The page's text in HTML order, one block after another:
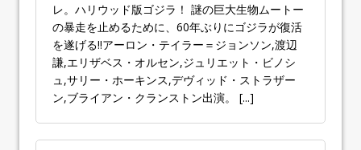
レ。ハリウッド版ゴジラ！ 謎の巨大生物ムートー
の暴走を止めるために、60年ぶりにゴジラが復活
を遂げる!!アーロン・テイラー＝ジョンソン,渡辺
謙,エリザベス・オルセン,ジュリエット・ビノシ
ュ,サリー・ホーキンス,デヴィッド・ストラザー
ン,ブライアン・クランストン出演。 [...]